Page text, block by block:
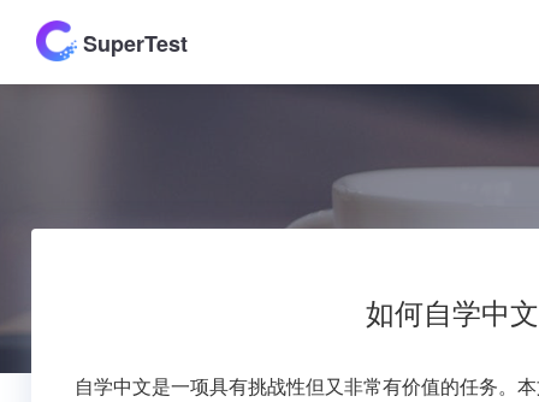
SuperTest
如何自学中
自学中文是一项具有挑战性但又非常有价值的任务。